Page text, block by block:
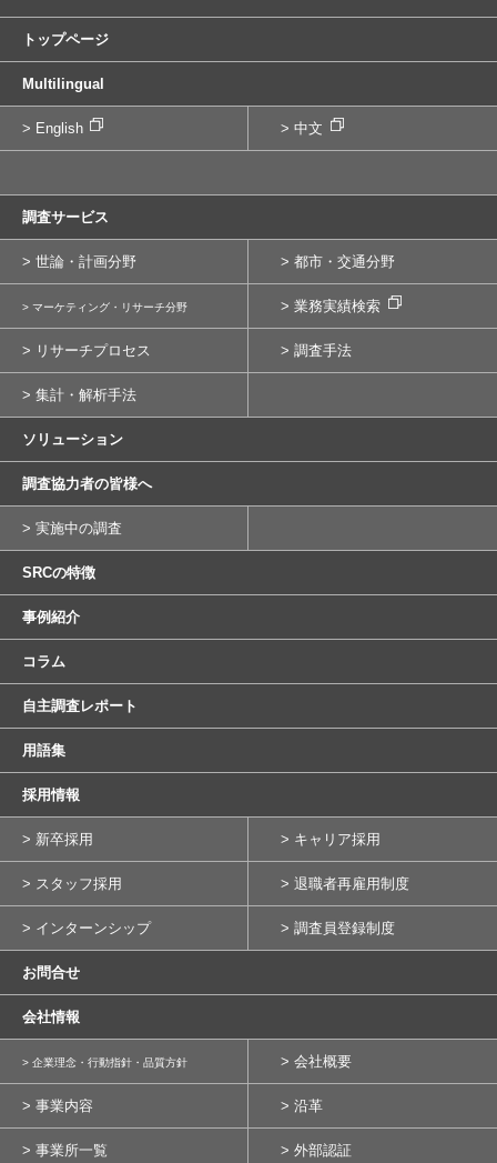
トップページ
Multilingual
> English > 中文
調査サービス
> 世論・計画分野 > 都市・交通分野
> マーケティング・リサーチ分野 > 業務実績検索
> リサーチプロセス > 調査手法
> 集計・解析手法
ソリューション
調査協力者の皆様へ
> 実施中の調査
SRCの特徴
事例紹介
コラム
自主調査レポート
用語集
採用情報
> 新卒採用 > キャリア採用
> スタッフ採用 > 退職者再雇用制度
> インターンシップ > 調査員登録制度
お問合せ
会社情報
> 企業理念・行動指針・品質方針 > 会社概要
> 事業内容 > 沿革
> 事業所一覧 > 外部認証